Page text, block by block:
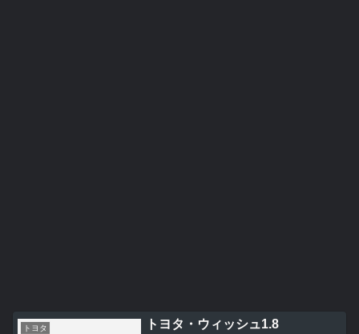
トヨタ トヨタ・ウィッシュ1.8